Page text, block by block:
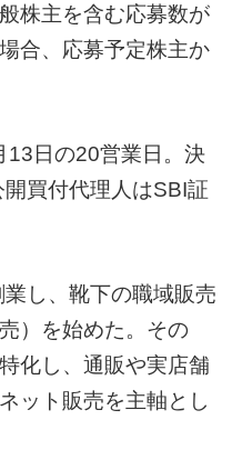
株主を含む応募数が
合、応募予定株主か
13日の20営業日。決
買付代理人はSBI証
し、靴下の職域販売
）を始めた。その
化し、通販や実店舗
ット販売を主軸とし